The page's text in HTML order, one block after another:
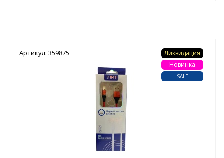
Артикул: 359875
Ликвидация
Новинка
SALE